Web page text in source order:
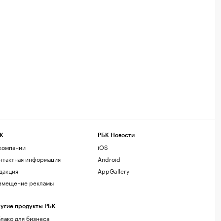
информация
рекламы
продукты РБК
для бизнеса
РБК Новости
iOS
Android
AppGallery